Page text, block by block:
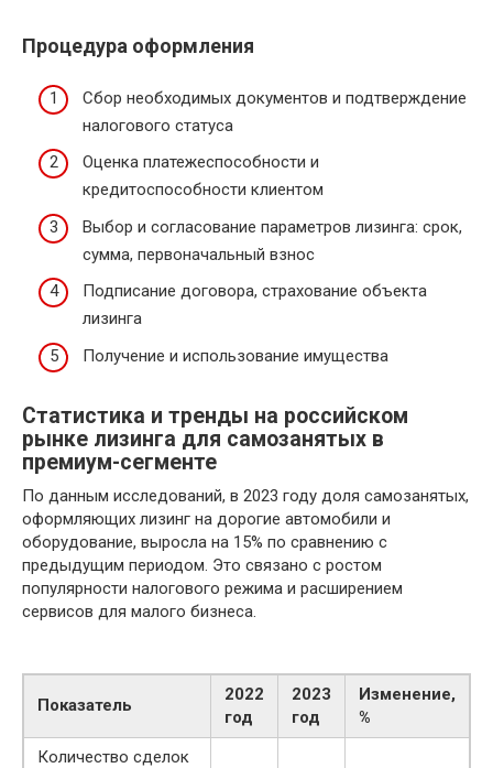
Процедура оформления
Сбор необходимых документов и подтверждение
налогового статуса
Оценка платежеспособности и
кредитоспособности клиентом
Выбор и согласование параметров лизинга: срок,
сумма, первоначальный взнос
Подписание договора, страхование объекта
лизинга
Получение и использование имущества
Статистика и тренды на российском
рынке лизинга для самозанятых в
премиум-сегменте
По данным исследований, в 2023 году доля самозанятых,
оформляющих лизинг на дорогие автомобили и
оборудование, выросла на 15% по сравнению с
предыдущим периодом. Это связано с ростом
популярности налогового режима и расширением
сервисов для малого бизнеса.
Показатель
2022
год
2023
год
Изменение,
%
Количество сделок